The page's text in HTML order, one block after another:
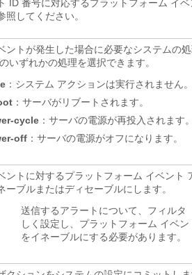
ID 番号に対応するプラットフォーム イ
照してください。
ントが発生した場合に必要なシステムの
いずれかの処理を選択できます。
：システム アクションは実行されません。
：サーバがリブートされます。
cycle ：サーバの電源が再投入されます。
off ：サーバの電源がオフになります。
ントに対するプラットフォーム イベント
ーブルまたはディセーブルにします。
送信するアラートについて、フィルタ
しく設定し、プラットフォーム イベン
をイネーブルにする必要があります。